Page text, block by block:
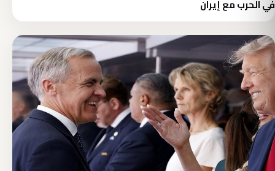
في الحرب مع إيران